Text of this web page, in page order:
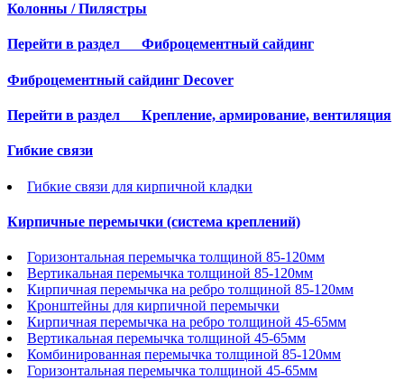
Колонны / Пилястры
Перейти в раздел Фиброцементный сайдинг
Фиброцементный сайдинг Decover
Перейти в раздел Крепление, армирование, вентиляция
Гибкие связи
Гибкие связи для кирпичной кладки
Кирпичные перемычки (система креплений)
Горизонтальная перемычка толщиной 85-120мм
Вертикальная перемычка толщиной 85-120мм
Кирпичная перемычка на ребро толщиной 85-120мм
Кронштейны для кирпичной перемычки
Кирпичная перемычка на ребро толщиной 45-65мм
Вертикальная перемычка толщиной 45-65мм
Комбинированная перемычка толщиной 85-120мм
Горизонтальная перемычка толщиной 45-65мм